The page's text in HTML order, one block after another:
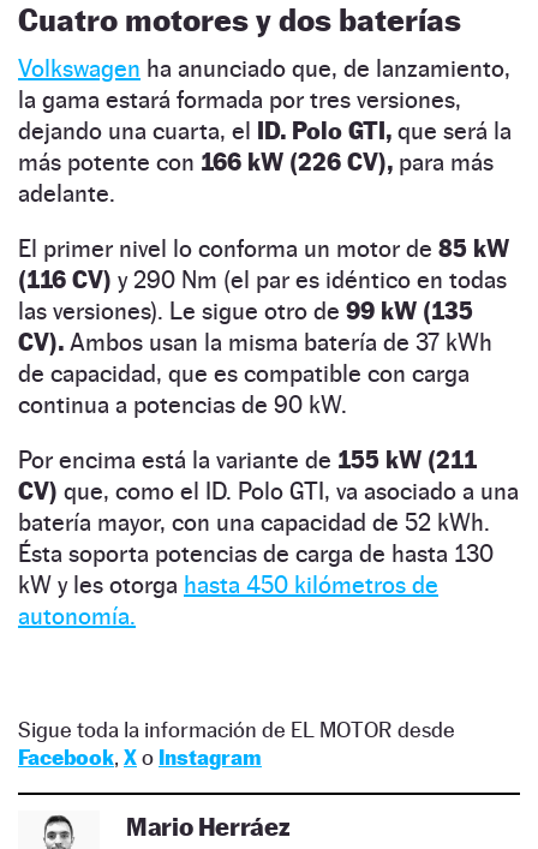
Cuatro motores y dos baterías
Volkswagen ha anunciado que, de lanzamiento,
la gama estará formada por tres versiones,
dejando una cuarta, el ID. Polo GTI, que será la
más potente con 166 kW (226 CV), para más
adelante.
El primer nivel lo conforma un motor de 85 kW
(116 CV) y 290 Nm (el par es idéntico en todas
las versiones). Le sigue otro de 99 kW (135
CV). Ambos usan la misma batería de 37 kWh
de capacidad, que es compatible con carga
continua a potencias de 90 kW.
Por encima está la variante de 155 kW (211
CV) que, como el ID. Polo GTI, va asociado a una
batería mayor, con una capacidad de 52 kWh.
Ésta soporta potencias de carga de hasta 130
kW y les otorga hasta 450 kilómetros de
autonomía.
Sigue toda la información de EL MOTOR desde
Facebook, Xo Instagram
Mario Herráez